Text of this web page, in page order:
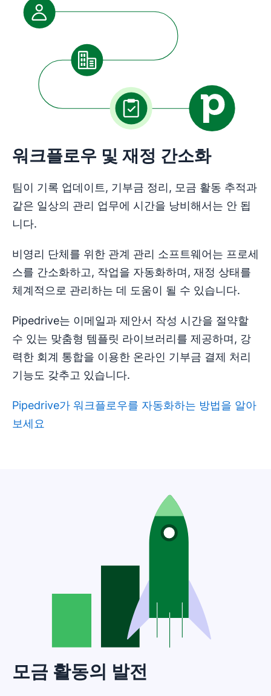
워크플로우 및 재정 간소화
팀이 기록 업데이트, 기부금 정리, 모금 활동 추적과
같은 일상의 관리 업무에 시간을 낭비해서는 안 됩
니다.
비영리 단체를 위한 관계 관리 소프트웨어는 프로세
스를 간소화하고, 작업을 자동화하며, 재정 상태를
체계적으로 관리하는 데 도움이 될 수 있습니다.
Pipedrive는 이메일과 제안서 작성 시간을 절약할
수 있는 맞춤형 템플릿 라이브러리를 제공하며, 강
력한 회계 통합을 이용한 온라인 기부금 결제 처리
기능도 갖추고 있습니다.
Pipedrive가 워크플로우를 자동화하는 방법을 알아
보세요
모금 활동의 발전